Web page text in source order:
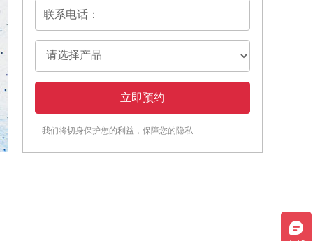
控芯片激光焊接机
品制备、生化反应和结果检测等步骤
的塑料基芯片上，这样检测所用的试
升级甚至是纳升或皮升级。除了使用
芯片还具有反应速度快、可抛弃等优
我们将切身保护您的利益，保障您的隐私